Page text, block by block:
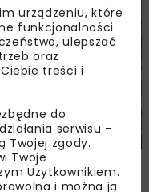
KOLEJ WIADOMOŚCI
kolejowo-
urządzeniu, które
funkcjonalności
ulepszać
oraz
treści i
do
serwisu –
Twojej zgody.
Twoje
Użytkownikiem.
i można ją